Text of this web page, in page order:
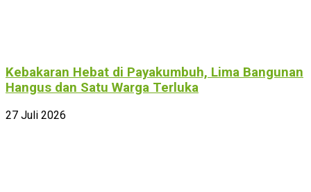
Kebakaran Hebat di Payakumbuh, Lima Bangunan
Hangus dan Satu Warga Terluka
27 Juli 2026